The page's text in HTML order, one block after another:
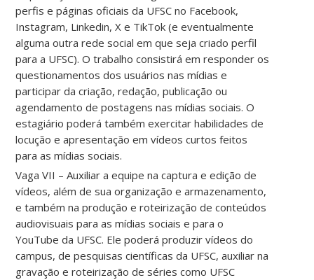
perfis e páginas oficiais da UFSC no Facebook,
Instagram, Linkedin, X e TikTok (e eventualmente
alguma outra rede social em que seja criado perfil
para a UFSC). O trabalho consistirá em responder os
questionamentos dos usuários nas mídias e
participar da criação, redação, publicação ou
agendamento de postagens nas mídias sociais. O
estagiário poderá também exercitar habilidades de
locução e apresentação em vídeos curtos feitos
para as mídias sociais.
Vaga VII – Auxiliar a equipe na captura e edição de
vídeos, além de sua organização e armazenamento,
e também na produção e roteirização de conteúdos
audiovisuais para as mídias sociais e para o
YouTube da UFSC. Ele poderá produzir vídeos do
campus, de pesquisas científicas da UFSC, auxiliar na
gravação e roteirização de séries como UFSC